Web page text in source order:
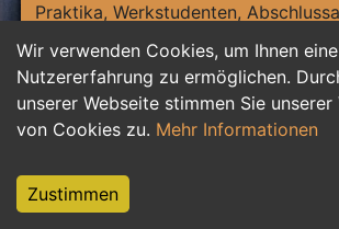
Wir verwenden Cookies, um Ihnen
Nutzererfahrung zu ermöglichen.
unserer Webseite stimmen Sie unserer
von Cookies zu. Mehr Informationen
Zustimmen
Praktika, Werkstudenten,
Personalwesen Assistenz,
Hilfskräfte, Aushilfs- und Nebenjobs
Weiterbildung, Studium, duale